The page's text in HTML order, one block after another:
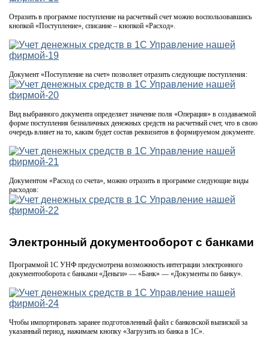
Отразить в программе поступление на расчетный счет можно воспользовавшись
кнопкой «Поступление», списание – кнопкой «Расход».
Документ «Поступление на счет» позволяет отразить следующие поступления:
Вид выбранного документа определяет значение поля «Операция» в создаваемой
форме поступления безналичных денежных средств на расчетный счет, что в свою
очередь влияет на то, каким будет состав реквизитов в формируемом документе.
Документом «Расход со счета», можно отразить в программе следующие виды
расходов:
Электронный документооборот с банками
Программой 1С УНФ предусмотрена возможность интеграции электронного
документооборота с банками «Деньги» — «Банк» — «Документы по банку».
Чтобы импортировать заранее подготовленный файл с банковской выпиской за
указанный период, нажимаем кнопку «Загрузить из банка в 1С».